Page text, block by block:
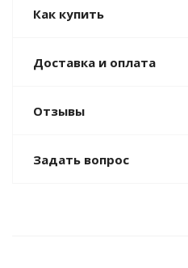
Как купить
Доставка и оплата
Отзывы
Задать вопрос